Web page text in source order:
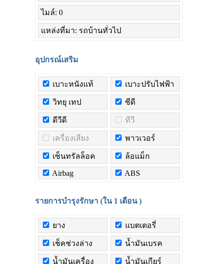
ไมล์: 0
แหล่งที่มา: รถบ้านทั่วไป
อุปกรณ์เสริม
เบาะหนังแท้ เบาะปรับไฟฟ้า
วิทยุ เทป ซีดี
ดีวีดี ทีวี
เครื่องเสียง พาวเวอร์
เซ็นทรัลล็อค ล้อแม็ก
Airbag ABS
รายการบำรุงรักษา (ใน 1 เดือน)
ยาง แบตเตอรี่
เช็คช่วงล่าง น้ำมันเบรค
น้ำมันเครื่อง น้ำมันเกียร์